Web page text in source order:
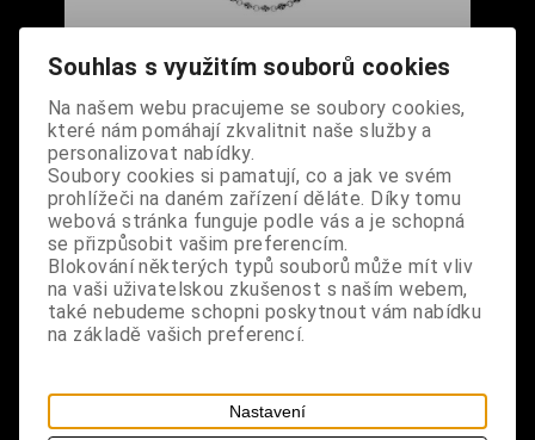
Cena s DPH:440 Kč
Dodání dny:skladem
ks
Koupit
Tabulky velikostí: zde
Výrobce:import DE
Katalogové číslo:DOMBRETBPUS5836
Záruka (měsíců): 24
Dotaz na výrobek
materiál: kov
Souhlas s využitím souborů cookies
Na našem webu pracujeme se soubory cookies,
které nám pomáhají zkvalitnit naše služby a
personalizovat nabídky.
Soubory cookies si pamatují, co a jak ve svém
prohlížeči na daném zařízení děláte. Díky tomu
webová stránka funguje podle vás a je schopná
se přizpůsobit vašim preferencím.
Blokování některých typů souborů může mít vliv
na vaši uživatelskou zkušenost s naším webem,
také nebudeme schopni poskytnout vám nabídku
na základě vašich preferencí.
Nastavení